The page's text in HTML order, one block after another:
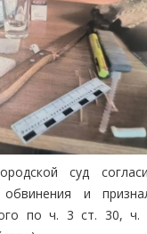
суд
обвинения и
по ч. 3 ст. 30,